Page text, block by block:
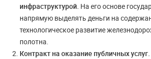
инфраструктурой. На его основе
напрямую выделять деньги на
технологическое развитие
полотна.
Контракт на оказание публичных услуг.